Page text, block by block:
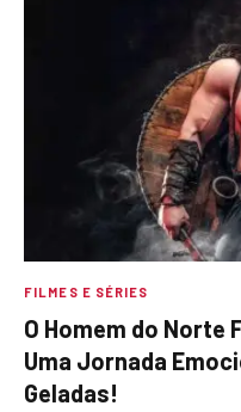
FILMES E SÉRIES
O Homem do Norte
Uma Jornada
Geladas!